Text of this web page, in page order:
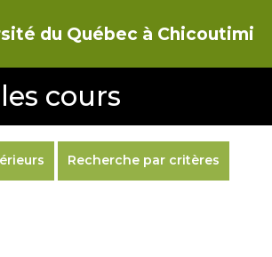
du Québec à Chicoutimi
cours
Recherche par critères